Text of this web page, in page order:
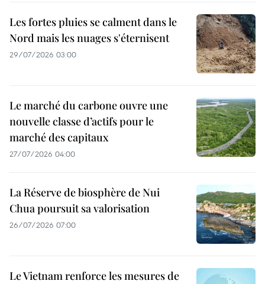
Les fortes pluies se calment dans le
Nord mais les nuages s'éternisent
29/07/2026 03:00
Le marché du carbone ouvre une
nouvelle classe d’actifs pour le
marché des capitaux
27/07/2026 04:00
La Réserve de biosphère de Nui
Chua poursuit sa valorisation
26/07/2026 07:00
Le Vietnam renforce les mesures de